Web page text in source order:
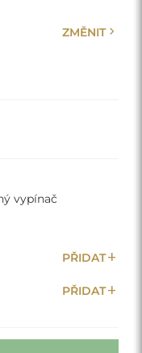
ZMĚNITchevron_right
vypínač
PŘIDATadd
PŘIDATadd